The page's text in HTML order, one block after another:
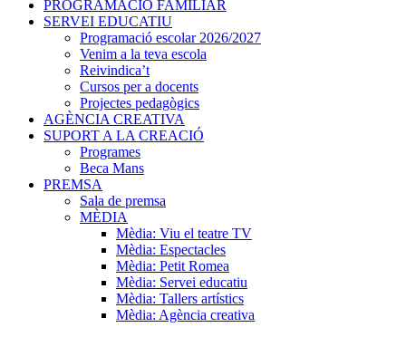
PROGRAMACIÓ FAMILIAR
SERVEI EDUCATIU
Programació escolar 2026/2027
Venim a la teva escola
Reivindica’t
Cursos per a docents
Projectes pedagògics
AGÈNCIA CREATIVA
SUPORT A LA CREACIÓ
Programes
Beca Mans
PREMSA
Sala de premsa
MÈDIA
Mèdia: Viu el teatre TV
Mèdia: Espectacles
Mèdia: Petit Romea
Mèdia: Servei educatiu
Mèdia: Tallers artístics
Mèdia: Agència creativa